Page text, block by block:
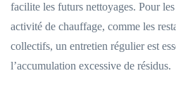
facilite les futurs nettoyages. Pour
activité de chauffage, comme les
collectifs, un entretien régulier est
l’accumulation excessive de résidus.